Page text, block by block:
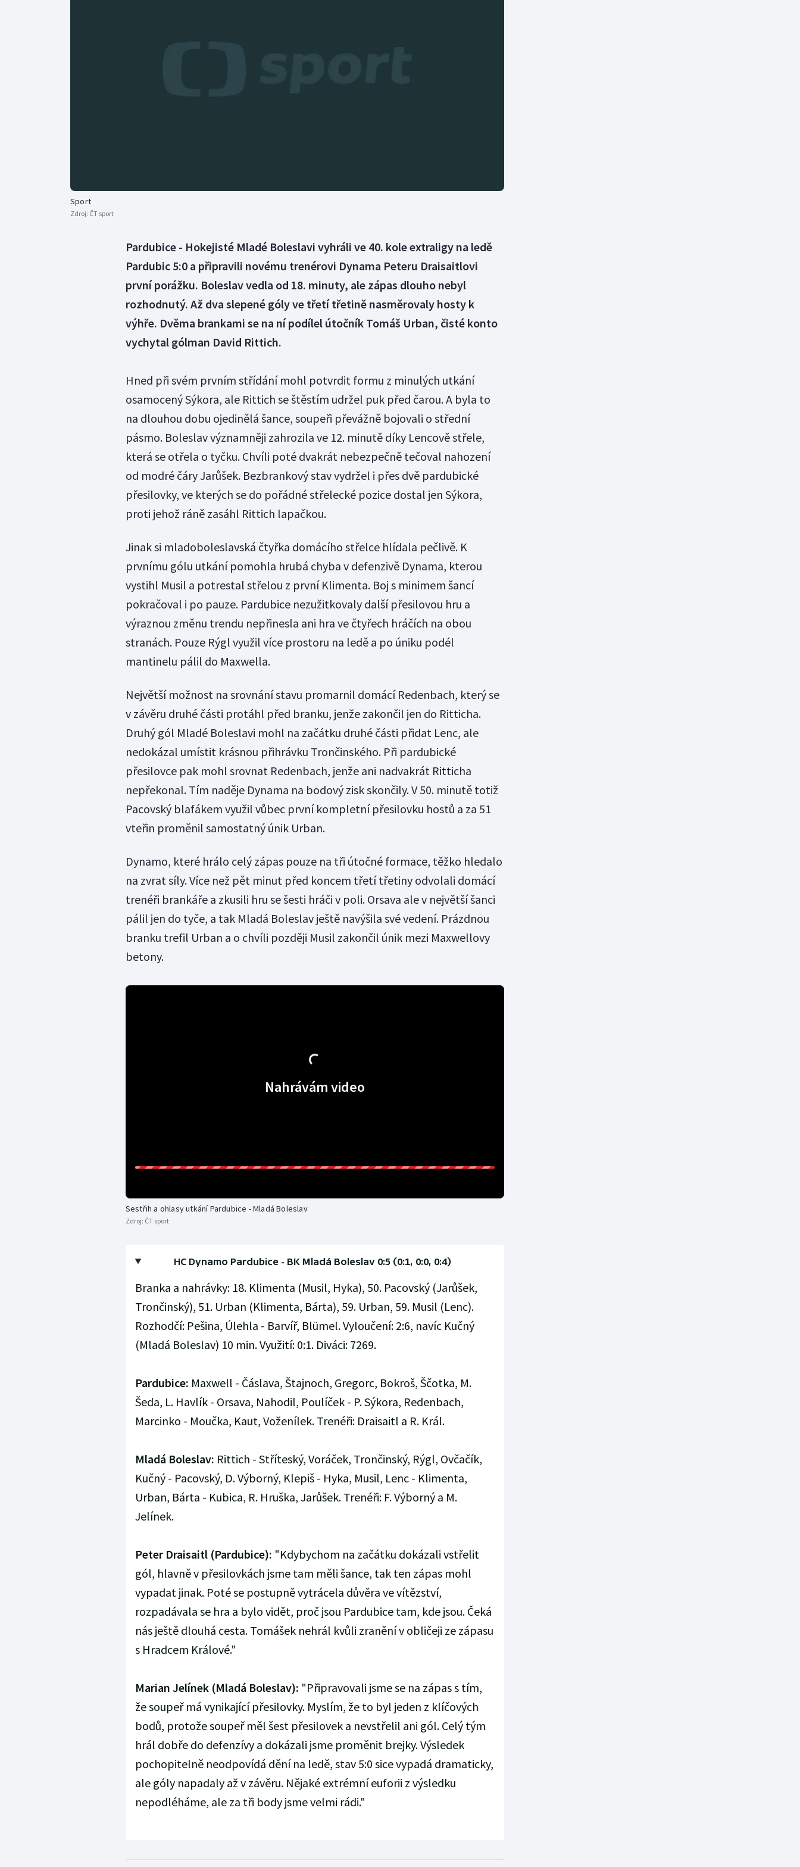
Sport
Zdroj: ČT sport
Pardubice - Hokejisté Mladé Boleslavi vyhráli ve 40. kole extraligy na ledě
Pardubic 5:0 a připravili novému trenérovi Dynama Peteru Draisaitlovi
první porážku. Boleslav vedla od 18. minuty, ale zápas dlouho nebyl
rozhodnutý. Až dva slepené góly ve třetí třetině nasměrovaly hosty k
výhře. Dvěma brankami se na ní podílel útočník Tomáš Urban, čisté konto
vychytal gólman David Rittich.
Hned při svém prvním střídání mohl potvrdit formu z minulých utkání
osamocený Sýkora, ale Rittich se štěstím udržel puk před čarou. A byla to
na dlouhou dobu ojedinělá šance, soupeři převážně bojovali o střední
pásmo. Boleslav významněji zahrozila ve 12. minutě díky Lencově střele,
která se otřela o tyčku. Chvíli poté dvakrát nebezpečně tečoval nahození
od modré čáry Jarůšek. Bezbrankový stav vydržel i přes dvě pardubické
přesilovky, ve kterých se do pořádné střelecké pozice dostal jen Sýkora,
proti jehož ráně zasáhl Rittich lapačkou.
Jinak si mladoboleslavská čtyřka domácího střelce hlídala pečlivě. K
prvnímu gólu utkání pomohla hrubá chyba v defenzivě Dynama, kterou
vystihl Musil a potrestal střelou z první Klimenta. Boj s minimem šancí
pokračoval i po pauze. Pardubice nezužitkovaly další přesilovou hru a
výraznou změnu trendu nepřinesla ani hra ve čtyřech hráčích na obou
stranách. Pouze Rýgl využil více prostoru na ledě a po úniku podél
mantinelu pálil do Maxwella.
Největší možnost na srovnání stavu promarnil domácí Redenbach, který se
v závěru druhé části protáhl před branku, jenže zakončil jen do Ritticha.
Druhý gól Mladé Boleslavi mohl na začátku druhé části přidat Lenc, ale
nedokázal umístit krásnou přihrávku Trončinského. Při pardubické
přesilovce pak mohl srovnat Redenbach, jenže ani nadvakrát Ritticha
nepřekonal. Tím naděje Dynama na bodový zisk skončily. V 50. minutě totiž
Pacovský blafákem využil vůbec první kompletní přesilovku hostů a za 51
vteřin proměnil samostatný únik Urban.
Dynamo, které hrálo celý zápas pouze na tři útočné formace, těžko hledalo
na zvrat síly. Více než pět minut před koncem třetí třetiny odvolali domácí
trenéři brankáře a zkusili hru se šesti hráči v poli. Orsava ale v největší šanci
pálil jen do tyče, a tak Mladá Boleslav ještě navýšila své vedení. Prázdnou
branku trefil Urban a o chvíli později Musil zakončil únik mezi Maxwellovy
betony.
Nahrávám video
Sestřih a ohlasy utkání Pardubice - Mladá Boleslav
Zdroj: ČT sport
HC Dynamo Pardubice - BK Mladá Boleslav 0:5 (0:1, 0:0, 0:4)
Branka a nahrávky: 18. Klimenta (Musil, Hyka), 50. Pacovský (Jarůšek,
Trončinský), 51. Urban (Klimenta, Bárta), 59. Urban, 59. Musil (Lenc).
Rozhodčí: Pešina, Úlehla - Barvíř, Blümel. Vyloučení: 2:6, navíc Kučný
(Mladá Boleslav) 10 min. Využití: 0:1. Diváci: 7269.
Pardubice: Maxwell - Čáslava, Štajnoch, Gregorc, Bokroš, Ščotka, M.
Šeda, L. Havlík - Orsava, Nahodil, Poulíček - P. Sýkora, Redenbach,
Marcinko - Moučka, Kaut, Voženílek. Trenéři: Draisaitl a R. Král.
Mladá Boleslav: Rittich - Stříteský, Voráček, Trončinský, Rýgl, Ovčačík,
Kučný - Pacovský, D. Výborný, Klepiš - Hyka, Musil, Lenc - Klimenta,
Urban, Bárta - Kubica, R. Hruška, Jarůšek. Trenéři: F. Výborný a M.
Jelínek.
Peter Draisaitl (Pardubice): "Kdybychom na začátku dokázali vstřelit
gól, hlavně v přesilovkách jsme tam měli šance, tak ten zápas mohl
vypadat jinak. Poté se postupně vytrácela důvěra ve vítězství,
rozpadávala se hra a bylo vidět, proč jsou Pardubice tam, kde jsou. Čeká
nás ještě dlouhá cesta. Tomášek nehrál kvůli zranění v obličeji ze zápasu
s Hradcem Králové."
Marian Jelínek (Mladá Boleslav): "Připravovali jsme se na zápas s tím,
že soupeř má vynikající přesilovky. Myslím, že to byl jeden z klíčových
bodů, protože soupeř měl šest přesilovek a nevstřelil ani gól. Celý tým
hrál dobře do defenzívy a dokázali jsme proměnit brejky. Výsledek
pochopitelně neodpovídá dění na ledě, stav 5:0 sice vypadá dramaticky,
ale góly napadaly až v závěru. Nějaké extrémní euforii z výsledku
nepodléháme, ale za tři body jsme velmi rádi."